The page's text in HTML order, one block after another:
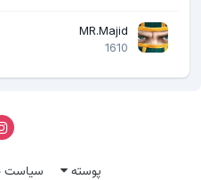
MR.Majid
1610
پوسته سیاست